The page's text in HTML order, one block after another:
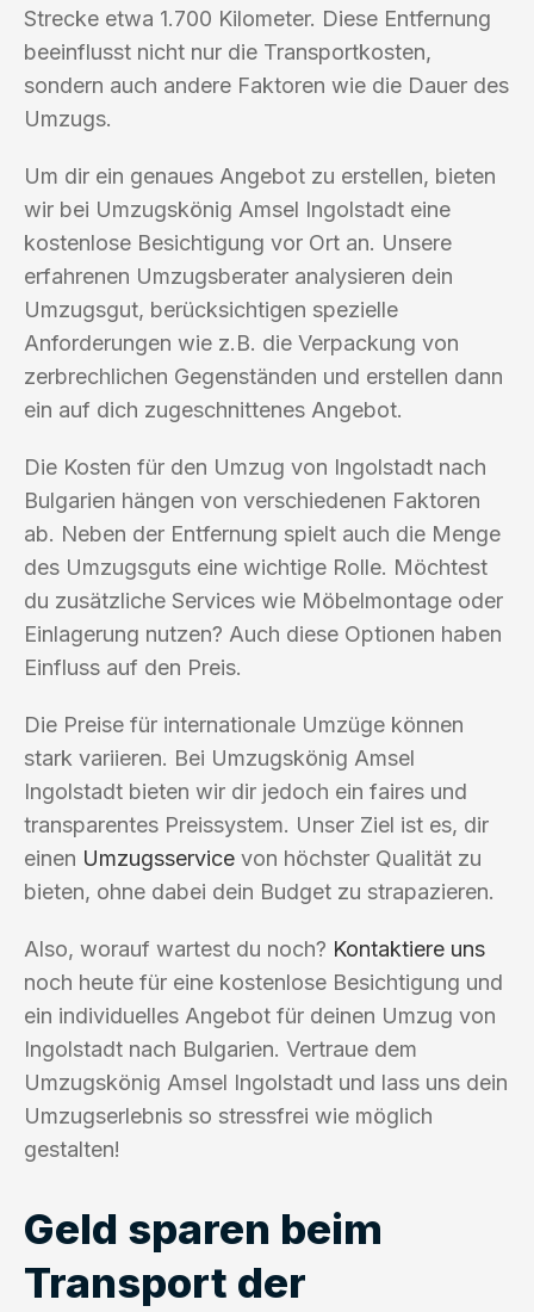
Strecke etwa 1.700 Kilometer. Diese Entfernung
beeinflusst nicht nur die Transportkosten,
sondern auch andere Faktoren wie die Dauer des
Umzugs.
Um dir ein genaues Angebot zu erstellen, bieten
wir bei Umzugskönig Amsel Ingolstadt eine
kostenlose Besichtigung vor Ort an. Unsere
erfahrenen Umzugsberater analysieren dein
Umzugsgut, berücksichtigen spezielle
Anforderungen wie z.B. die Verpackung von
zerbrechlichen Gegenständen und erstellen dann
ein auf dich zugeschnittenes Angebot.
Die Kosten für den Umzug von Ingolstadt nach
Bulgarien hängen von verschiedenen Faktoren
ab. Neben der Entfernung spielt auch die Menge
des Umzugsguts eine wichtige Rolle. Möchtest
du zusätzliche Services wie Möbelmontage oder
Einlagerung nutzen? Auch diese Optionen haben
Einfluss auf den Preis.
Die Preise für internationale Umzüge können
stark variieren. Bei Umzugskönig Amsel
Ingolstadt bieten wir dir jedoch ein faires und
transparentes Preissystem. Unser Ziel ist es, dir
einen Umzugsservice von höchster Qualität zu
bieten, ohne dabei dein Budget zu strapazieren.
Also, worauf wartest du noch? Kontaktiere uns
noch heute für eine kostenlose Besichtigung und
ein individuelles Angebot für deinen Umzug von
Ingolstadt nach Bulgarien. Vertraue dem
Umzugskönig Amsel Ingolstadt und lass uns dein
Umzugserlebnis so stressfrei wie möglich
gestalten!
Geld sparen beim
Transport der